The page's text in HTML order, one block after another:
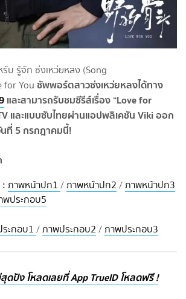
รับ รู้จัก ซ่งเหว่ยหลง (Song
for You ซัพพอร์ตสาวซ่งเหว่ยหลงได้ทาง
และสามารถรับชมซีรีส์เรื่อง “Love for
และแบบซับไทยผ่านแอปพลิเคชัน Viki ออก
ที่ 5 กรกฎาคมนี้!
: ภาพหน้าปก1 /ภาพหน้าปก2 /ภาพหน้าปก3
พประกอบ5
ะกอบ1 /ภาพประกอบ2 /ภาพประกอบ3
ดปัง โหลดเลยที่ App TrueID โหลดฟรี !